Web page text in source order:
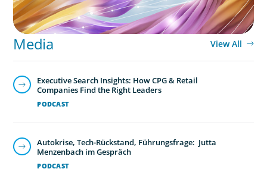
Media View All
PODCAST
Executive Search Insights: How CPG & Retail
Companies Find the Right Leaders
PODCAST
Autokrise, Tech-Rückstand, Führungsfrage: Jutta
Menzenbach im Gespräch